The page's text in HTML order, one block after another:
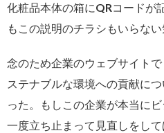
化粧品本体の箱にQRコードが
もこの説明のチラシもいらない
念のため企業のウェブサイト
ステナブルな環境への貢献に
った。もしこの企業が本当に
一度立ち止まって見直しをし